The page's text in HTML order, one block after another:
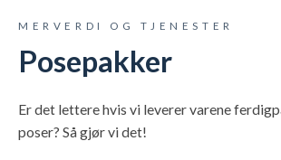
MERVERDI OG TJENESTER
Posepakker
Er det lettere hvis vi leverer varene
poser? Så gjør vi det!